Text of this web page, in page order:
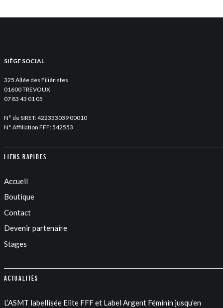
SIÈGE SOCIAL
325 Allée des Filiéristes
01600 TREVOUX
07 83 43 01 05
N° de SIRET: 422333039 00010
N° Affiliation FFF: 542553
Liens rapides
Accueil
Boutique
Contact
Devenir partenaire
Stages
Actualités
L’ASMT labellisée Elite FFF et Label Argent Féminin jusqu’en